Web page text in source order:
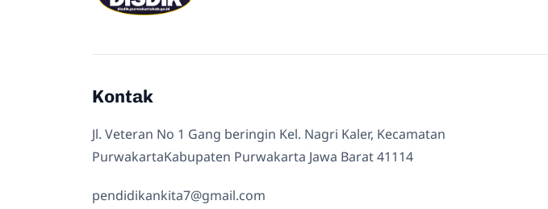
Kontak
Jl. Veteran No 1 Gang beringin Kel. Nagri Kaler, Kecamatan
PurwakartaKabupaten Purwakarta Jawa Barat 41114
pendidikankita7@gmail.com